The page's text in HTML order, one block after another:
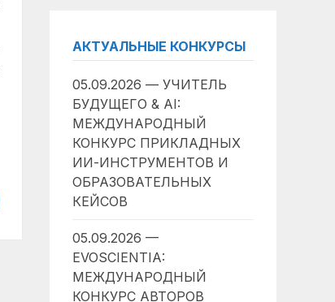
АКТУАЛЬНЫЕ КОНКУРСЫ
05.09.2026 — УЧИТЕЛЬ
БУДУЩЕГО & AI:
МЕЖДУНАРОДНЫЙ
КОНКУРС ПРИКЛАДНЫХ
ИИ-ИНСТРУМЕНТОВ И
ОБРАЗОВАТЕЛЬНЫХ
КЕЙСОВ
05.09.2026 —
EVOSCIENTIA:
МЕЖДУНАРОДНЫЙ
КОНКУРС АВТОРОВ